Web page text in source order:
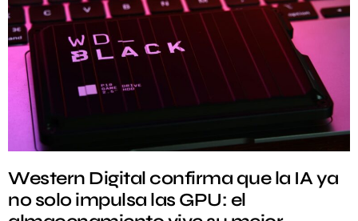
Western Digital confirma que la IA ya
no solo impulsa las GPU: el